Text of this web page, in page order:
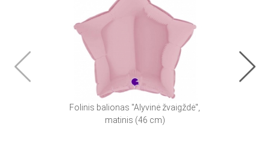
Folinis balionas "Alyvinė žvaigždė",
matinis (46 cm)